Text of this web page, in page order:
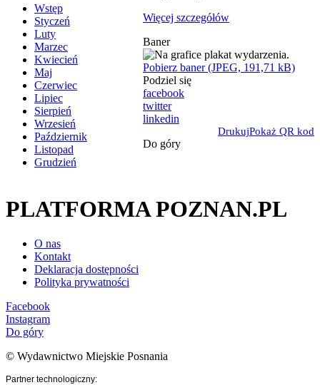
Wstęp
Styczeń
Luty
Marzec
Kwiecień
Maj
Czerwiec
Lipiec
Sierpień
Wrzesień
Październik
Listopad
Grudzień
Więcej szczegółów
Baner
Pobierz baner (JPEG, 191,71 kB)
Podziel się
facebook
twitter
linkedin
DrukujPokaż QR kod
Do góry
PLATFORMA POZNAN.PL
O nas
Kontakt
Deklaracja dostępności
Polityka prywatności
Facebook
Instagram
Do góry
© Wydawnictwo Miejskie Posnania
Partner technologiczny: